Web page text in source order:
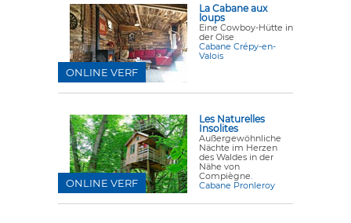
La Cabane aux
loups
Eine Cowboy-Hütte in
der Oise
Cabane Crépy-en-
Valois
ONLINE VERF
Les Naturelles
Insolites
Außergewöhnliche
Nächte im Herzen
des Waldes in der
Nähe von
Compiègne.
Cabane Pronleroy
ONLINE VERF